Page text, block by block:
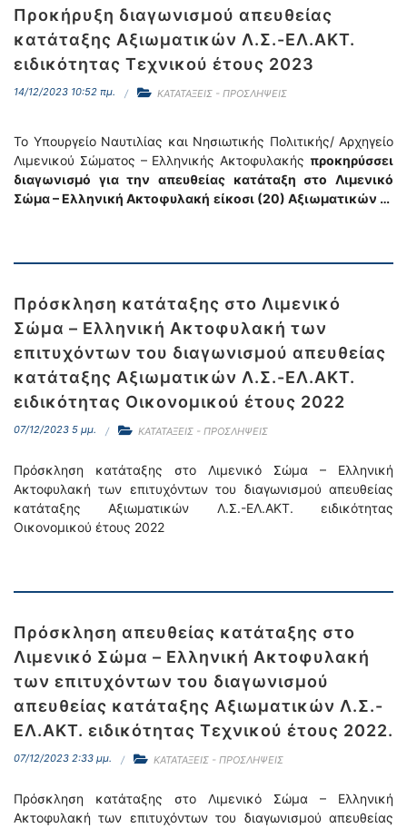
Προκήρυξη διαγωνισμού απευθείας
κατάταξης Αξιωματικών Λ.Σ.-ΕΛ.ΑΚΤ.
ειδικότητας Τεχνικού έτους 2023
14/12/2023 10:52 πμ. ΚΑΤΑΤΑΞΕΙΣ - ΠΡΟΣΛΗΨΕΙΣ
Το Υπουργείο Ναυτιλίας και Νησιωτικής Πολιτικής/ Αρχηγείο
Λιμενικού Σώματος – Ελληνικής Ακτοφυλακής προκηρύσσει
διαγωνισμό για την απευθείας κατάταξη στο Λιμενικό
Σώμα – Ελληνική Ακτοφυλακή είκοσι (20) Αξιωματικών …
Πρόσκληση κατάταξης στο Λιμενικό
Σώμα – Ελληνική Ακτοφυλακή των
επιτυχόντων του διαγωνισμού απευθείας
κατάταξης Αξιωματικών Λ.Σ.-ΕΛ.ΑΚΤ.
ειδικότητας Οικονομικού έτους 2022
07/12/2023 5 μμ. ΚΑΤΑΤΑΞΕΙΣ - ΠΡΟΣΛΗΨΕΙΣ
Πρόσκληση κατάταξης στο Λιμενικό Σώμα – Ελληνική
Ακτοφυλακή των επιτυχόντων του διαγωνισμού απευθείας
κατάταξης Αξιωματικών Λ.Σ.-ΕΛ.ΑΚΤ. ειδικότητας
Οικονομικού έτους 2022
Πρόσκληση απευθείας κατάταξης στο
Λιμενικό Σώμα – Ελληνική Ακτοφυλακή
των επιτυχόντων του διαγωνισμού
απευθείας κατάταξης Αξιωματικών Λ.Σ.-
ΕΛ.ΑΚΤ. ειδικότητας Τεχνικού έτους 2022.
07/12/2023 2:33 μμ. ΚΑΤΑΤΑΞΕΙΣ - ΠΡΟΣΛΗΨΕΙΣ
Πρόσκληση κατάταξης στο Λιμενικό Σώμα – Ελληνική
Ακτοφυλακή των επιτυχόντων του διαγωνισμού απευθείας